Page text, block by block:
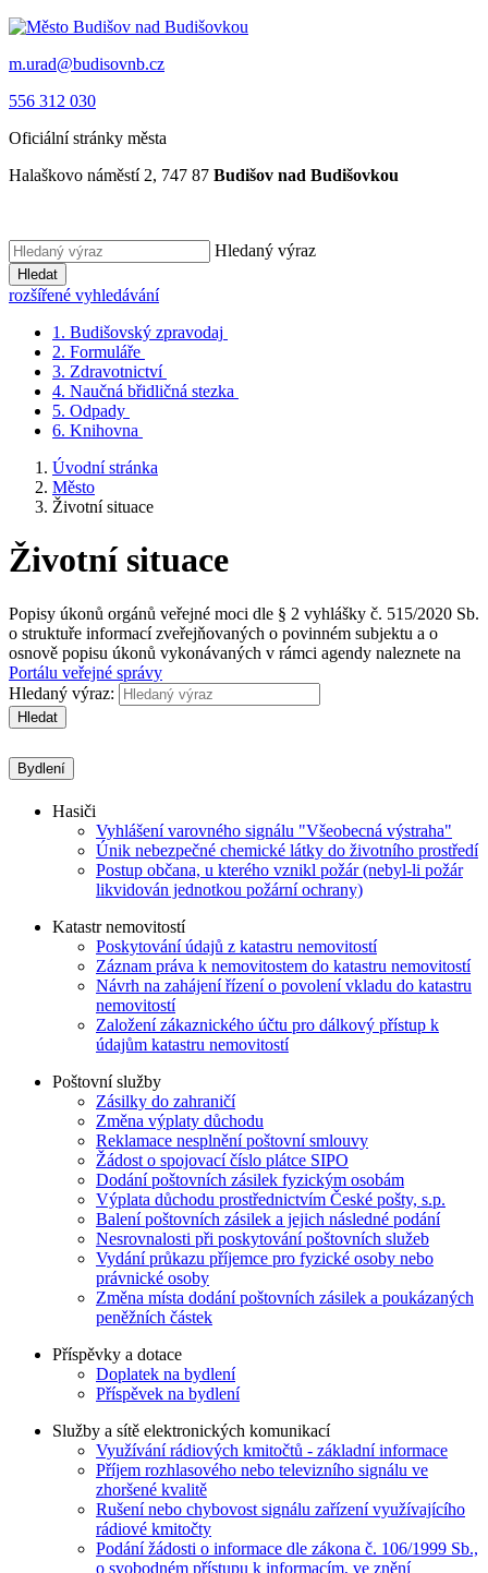
m.urad@budisovnb.cz
556 312 030
Oficiální stránky města
Halaškovo náměstí 2, 747 87 Budišov nad Budišovkou
Hledaný výraz
Hledat
rozšířené vyhledávání
1. Budišovský zpravodaj
2. Formuláře
3. Zdravotnictví
4. Naučná břidličná stezka
5. Odpady
6. Knihovna
Úvodní stránka
Město
Životní situace
Životní situace
Popisy úkonů orgánů veřejné moci dle § 2 vyhlášky č. 515/2020 Sb.
o struktuře informací zveřejňovaných o povinném subjektu a o
osnově popisu úkonů vykonávaných v rámci agendy naleznete na
Portálu veřejné správy
Hledaný výraz:
Hledat
Bydlení
Hasiči
Vyhlášení varovného signálu "Všeobecná výstraha"
Únik nebezpečné chemické látky do životního prostředí
Postup občana, u kterého vznikl požár (nebyl-li požár
likvidován jednotkou požární ochrany)
Katastr nemovitostí
Poskytování údajů z katastru nemovitostí
Záznam práva k nemovitostem do katastru nemovitostí
Návrh na zahájení řízení o povolení vkladu do katastru
nemovitostí
Založení zákaznického účtu pro dálkový přístup k
údajům katastru nemovitostí
Poštovní služby
Zásilky do zahraničí
Změna výplaty důchodu
Reklamace nesplnění poštovní smlouvy
Žádost o spojovací číslo plátce SIPO
Dodání poštovních zásilek fyzickým osobám
Výplata důchodu prostřednictvím České pošty, s.p.
Balení poštovních zásilek a jejich následné podání
Nesrovnalosti při poskytování poštovních služeb
Vydání průkazu příjemce pro fyzické osoby nebo
právnické osoby
Změna místa dodání poštovních zásilek a poukázaných
peněžních částek
Příspěvky a dotace
Doplatek na bydlení
Příspěvek na bydlení
Služby a sítě elektronických komunikací
Využívání rádiových kmitočtů - základní informace
Příjem rozhlasového nebo televizního signálu ve
zhoršené kvalitě
Rušení nebo chybovost signálu zařízení využívajícího
rádiové kmitočty
Podání žádosti o informace dle zákona č. 106/1999 Sb.,
o svobodném přístupu k informacím, ve znění